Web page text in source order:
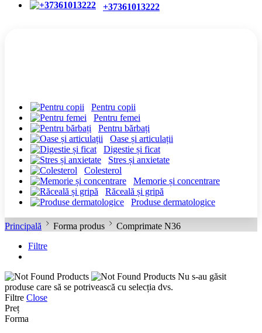
+37361013222
Pentru copii
Pentru femei
Pentru bărbați
Oase și articulații
Digestie și ficat
Stres și anxietate
Colesterol
Memorie și concentrare
Răceală și gripă
Produse dermatologice
Principală Forma produs
Comprimate N36
Filtre
Nu s-au găsit
produse care să se potrivească cu selecția dvs.
Filtre Close
Preț
Forma